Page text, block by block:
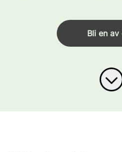
Bli en av